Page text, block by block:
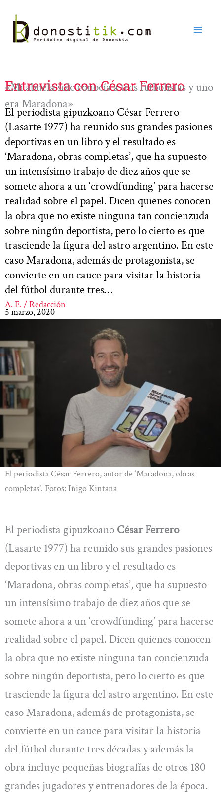
contenido
Entrevista con César Ferrero
«Mi abuela solo conocía a tres futbolistas y uno
era Maradona»
El periodista gipuzkoano César Ferrero
(Lasarte 1977) ha reunido sus grandes pasiones
deportivas en un libro y el resultado es
‘Maradona, obras completas’, que ha supuesto
un intensísimo trabajo de diez años que se
somete ahora a un ‘crowdfunding’ para hacerse
realidad sobre el papel. Dicen quienes conocen
la obra que no existe ninguna tan concienzuda
sobre ningún deportista, pero lo cierto es que
trasciende la figura del astro argentino. En este
caso Maradona, además de protagonista, se
convierte en un cauce para visitar la historia
del fútbol durante tres…
A. E. / Redacción
5 marzo, 2020
El periodista César Ferrero, autor de ‘Maradona, obras
completas’. Fotos: Iñigo Kintana
El periodista gipuzkoano César Ferrero
(Lasarte 1977) ha reunido sus grandes pasiones
deportivas en un libro y el resultado es
‘Maradona, obras completas’, que ha supuesto
un intensísimo trabajo de diez años que se
somete ahora a un ‘crowdfunding’ para hacerse
realidad sobre el papel. Dicen quienes conocen
la obra que no existe ninguna tan concienzuda
sobre ningún deportista, pero lo cierto es que
trasciende la figura del astro argentino. En este
caso Maradona, además de protagonista, se
convierte en un cauce para visitar la historia
del fútbol durante tres décadas y además la
obra incluye pequeñas biografías de otros 180
grandes jugadores y entrenadores de la época.